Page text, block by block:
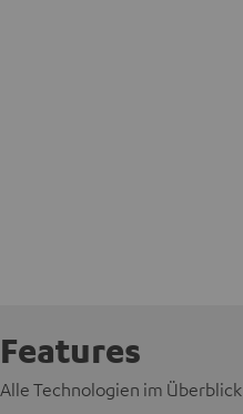
Features
Alle Technologien im Überblick